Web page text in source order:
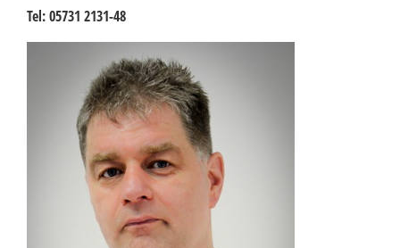
Tel:05731 2131-48